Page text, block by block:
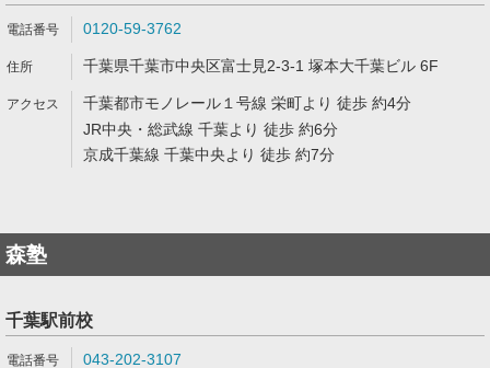
0120-59-3762
千葉県千葉市中央区富士見2-3-1 塚本大千葉ビル 6F
千葉都市モノレール１号線 栄町より 徒歩 約4分
JR中央・総武線 千葉より 徒歩 約6分
京成千葉線 千葉中央より 徒歩 約7分
森塾
千葉駅前校
043-202-3107